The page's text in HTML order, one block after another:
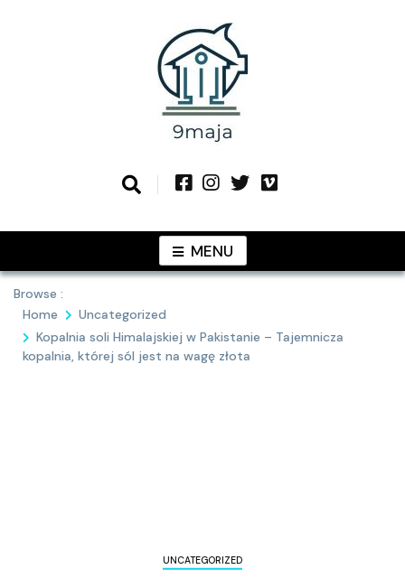
9MAJApomysłami
MENU
Browse :
Home
Uncategorized
Kopalnia soli Himalajskiej w Pakistanie – Tajemnicza
kopalnia, której sól jest na wagę złota
UNCATEGORIZED